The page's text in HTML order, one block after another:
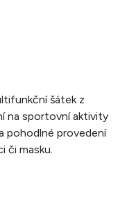
šátek z
na sportovní aktivity
pohodlné provedení
či masku.